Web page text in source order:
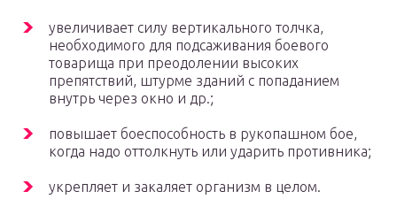
увеличивает силу вертикального толчка,
необходимого для подсаживания боевого
товарища при преодолении высоких
препятствий, штурме зданий с попаданием
внутрь через окно и др.;
повышает боеспособность в рукопашном бое,
когда надо оттолкнуть или ударить противника;
укрепляет и закаляет организм в целом.